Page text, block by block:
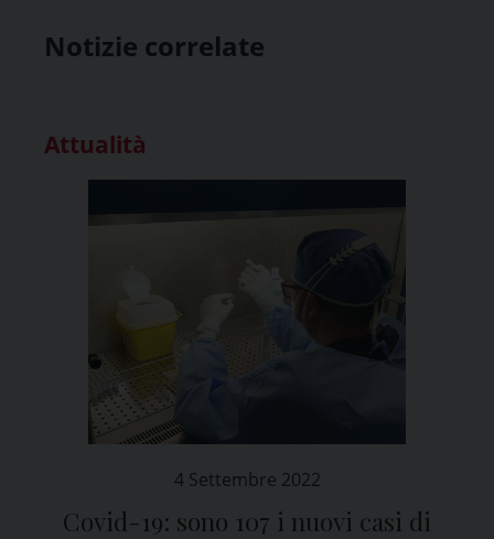
Notizie correlate
Attualità
4 Settembre 2022
Covid-19: sono 107 i nuovi casi di